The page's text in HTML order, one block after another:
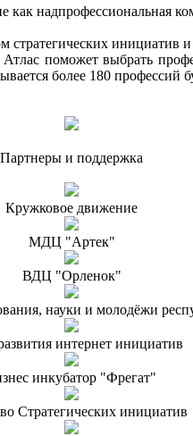
как надпрофессиональная
стратегических
поможет выбрать
более 180
Партнеры и поддержка
Кружковое движение
МДЦ "Артек"
ВДЦ "Орленок"
науки и молодёжи
интернет инициатив
инкубатор "Фрегат"
Стратегических инициатив